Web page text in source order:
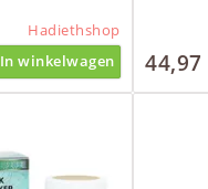
Hadiethshop
In winkelwagen 44,97